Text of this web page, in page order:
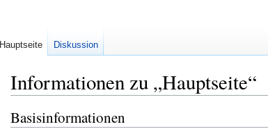
Informationen zu „Hauptseite“
Basisinformationen
Hauptseite Diskussion